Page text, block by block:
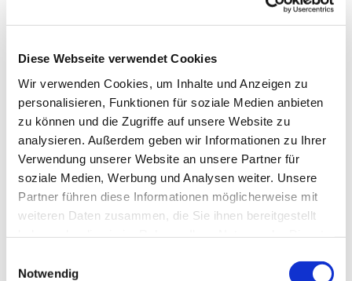
Diese Webseite verwendet Cookies
Wir verwenden Cookies, um Inhalte und Anzeigen zu
personalisieren, Funktionen für soziale Medien anbieten
zu können und die Zugriffe auf unsere Website zu
analysieren. Außerdem geben wir Informationen zu Ihrer
Verwendung unserer Website an unsere Partner für
soziale Medien, Werbung und Analysen weiter. Unsere
Partner führen diese Informationen möglicherweise mit
weiteren Daten zusammen, die Sie ihnen bereitgestellt
Notwendig
Dies könnte Sie auch